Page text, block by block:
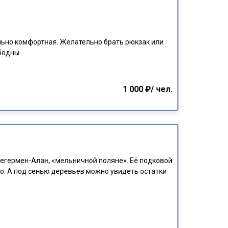
комфортная. Желательно брать рюкзак или
1 000 ₽/ чел.
Алан, «мельничной поляне». Её подковой
А под сенью деревьев можно увидеть остатки